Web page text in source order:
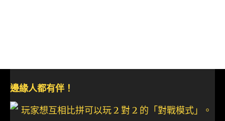
邊緣人都有伴！